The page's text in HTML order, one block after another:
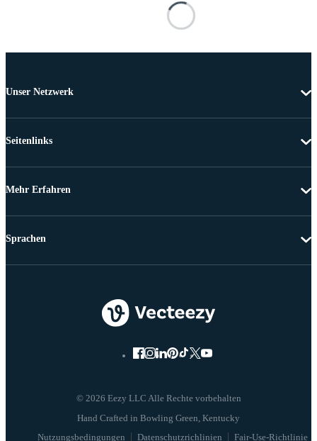
Unser Netzwerk
Seitenlinks
Mehr Erfahren
© 2026 Eezy LLC Alle Rechte vorbehalten
Nutzungsbedingungen Datenschutzrichlinien Fair-Use-Richtlinie
Sprachen